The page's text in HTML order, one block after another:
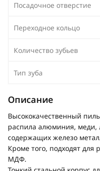
Посадочное отверстие
Переходное кольцо
Количество зубьев
Тип зуба
Описание
Высококачественный
распила алюминия, меди,
содержащих железо
Кроме того, подходят для
МДФ.